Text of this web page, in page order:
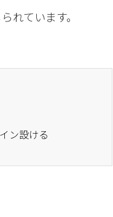
れています。
ン設ける